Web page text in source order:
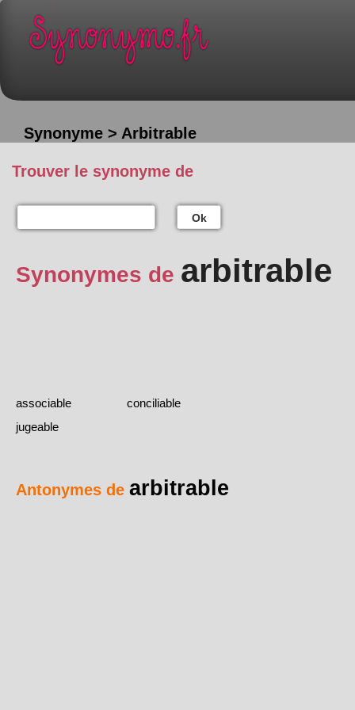
Synonyme > Arbitrable
Trouver le synonyme de
Ok
Synonymes de arbitrable
associable
conciliable
jugeable
Antonymes de arbitrable